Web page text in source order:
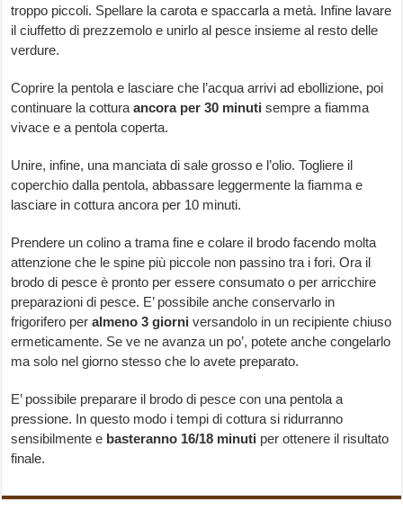
troppo piccoli. Spellare la carota e spaccarla a metà. Infine lavare
il ciuffetto di prezzemolo e unirlo al pesce insieme al resto delle
verdure.
Coprire la pentola e lasciare che l’acqua arrivi ad ebollizione, poi
continuare la cottura ancora per 30 minuti sempre a fiamma
vivace e a pentola coperta.
Unire, infine, una manciata di sale grosso e l’olio. Togliere il
coperchio dalla pentola, abbassare leggermente la fiamma e
lasciare in cottura ancora per 10 minuti.
Prendere un colino a trama fine e colare il brodo facendo molta
attenzione che le spine più piccole non passino tra i fori. Ora il
brodo di pesce è pronto per essere consumato o per arricchire
preparazioni di pesce. E’ possibile anche conservarlo in
frigorifero peralmeno 3 giorni versandolo in un recipiente chiuso
ermeticamente. Se ve ne avanza un po’, potete anche congelarlo
ma solo nel giorno stesso che lo avete preparato.
E’ possibile preparare il brodo di pesce con una pentola a
pressione. In questo modo i tempi di cottura si ridurranno
sensibilmente e basteranno 16/18 minuti per ottenere il risultato
finale.